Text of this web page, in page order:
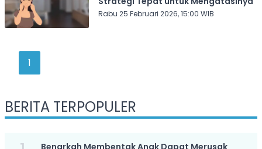
Rabu 25 Februari 2026, 15:00 WIB
1
BERITA TERPOPULER
Benarkah Membentak Anak Dapat Merusak